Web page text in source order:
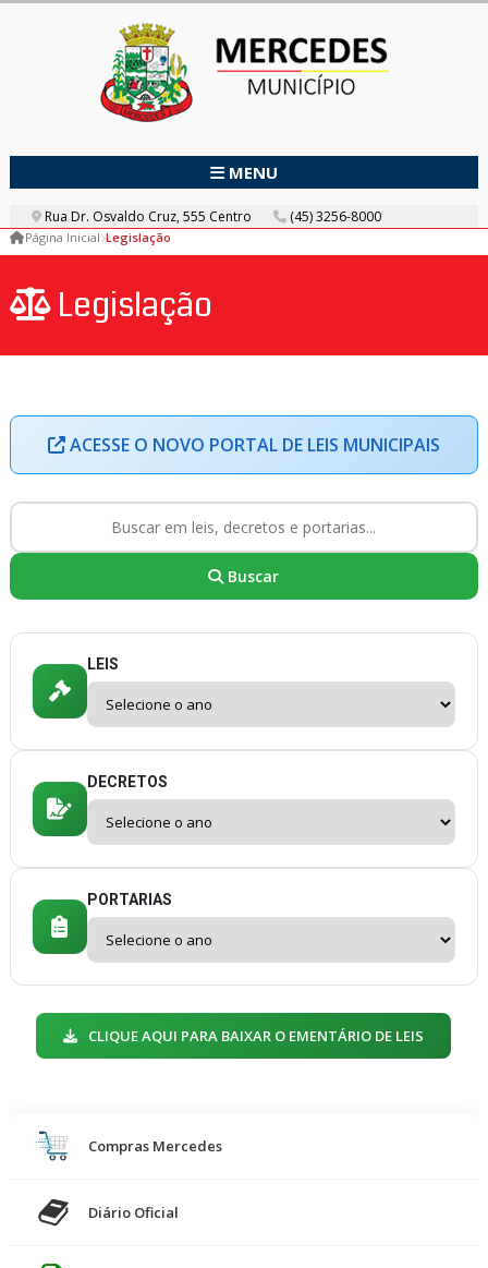
MENU
Rua Dr. Osvaldo Cruz, 555 Centro (45) 3256-8000
Página Inicial Legislação
Legislação
ACESSE O NOVO PORTAL DE LEIS MUNICIPAIS
Buscar
LEIS
DECRETOS
PORTARIAS
CLIQUE AQUI PARA BAIXAR O EMENTÁRIO DE LEIS
Compras Mercedes
Diário Oficial